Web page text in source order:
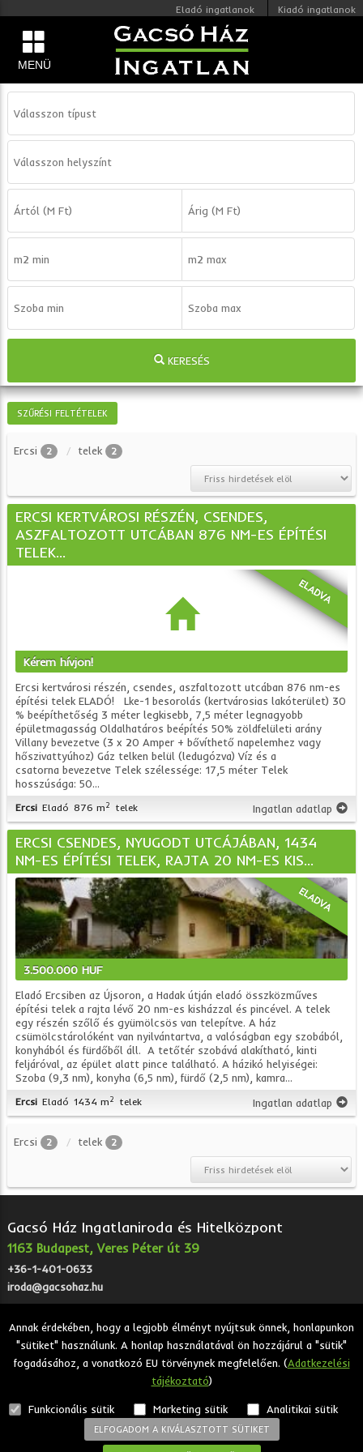
MENÜ
Eladó ingatlanok Kiadó ingatlanok
Annak érdekében, hogy a legjobb élményt nyújtsuk önnek, honlapunkon
"sütiket" használunk. A honlap használatával ön hozzájárul a "sütik"
fogadásához, a vonatkozó EU törvénynek megfelelően. (Adatkezelési
tájékoztató)
Funkcionális sütik Marketing sütik Analitikai sütik
ELFOGADOM A KIVÁLASZTOTT SÜTIKET
KERESÉS
SZŰRÉSI FELTÉTELEK
Ercsi 2 telek 2
ERCSI KERTVÁROSI RÉSZÉN, CSENDES,
ASZFALTOZOTT UTCÁBAN 876 NM-ES ÉPÍTÉSI
TELEK...
ELADVA
Kérem hívjon!
Ercsi kertvárosi részén, csendes, aszfaltozott utcában 876 nm-es
építési telek ELADÓ! Lke-1 besorolás (kertvárosias lakóterület) 30
% beépíthetőség 3 méter legkisebb, 7,5 méter legnagyobb
épületmagasság Oldalhatáros beépítés 50% zöldfelületi arány
Villany bevezetve (3 x 20 Amper + bővíthető napelemhez vagy
hőszivattyúhoz) Gáz telken belül (ledugózva) Víz és a
csatorna bevezetve Telek szélessége: 17,5 méter Telek
hosszúsága: 50...
Ercsi Eladó 876 m2 telek Ingatlan adatlap
ERCSI CSENDES, NYUGODT UTCÁJÁBAN, 1434
NM-ES ÉPÍTÉSI TELEK, RAJTA 20 NM-ES KIS...
ELADVA
3.500.000 HUF
Eladó Ercsiben az Újsoron, a Hadak útján eladó összközműves
építési telek a rajta lévő 20 nm-es kisházzal és pincével. A telek
egy részén szőlő és gyümölcsös van telepítve. A ház
csümölcstárolóként van nyilvántartva, a valóságban egy szobából,
konyhából és fürdőből áll. A tetőtér szobává alakítható, kinti
feljáróval, az épület alatt pince található. A házikó helyiségei:
Szoba (9,3 nm), konyha (6,5 nm), fürdő (2,5 nm), kamra...
Ercsi Eladó 1434 m2 telek Ingatlan adatlap
Ercsi 2 telek 2
Gacsó Ház Ingatlaniroda és Hitelközpont
1163 Budapest, Veres Péter út 39
+36-1-401-0633
iroda@gacsohaz.hu
2026 © Gacsó Ház Ingatlaniroda és Hitelközpont - Eladó,
kiadó, bérbeadó ingatlanok.